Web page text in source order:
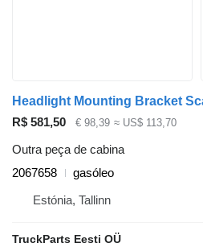
R$ 581,50 € 98,39 ≈ US$ 113,70
Outra peça de cabina
2067658
gasóleo
Estónia, Tallinn
TruckParts Eesti OÜ